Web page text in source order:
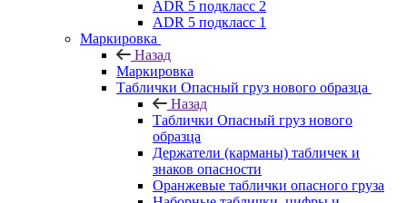
ADR 5 подкласс 2
ADR 5 подкласс 1
Маркировка
Назад
Маркировка
Таблички Опасный груз нового образца
Назад
Таблички Опасный груз нового
образца
Держатели (карманы) табличек и
знаков опасности
Оранжевые таблички опасного груза